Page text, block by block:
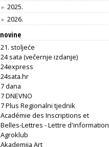
► 2025.
► 2026.
novine
21. stoljeće
24 sata (večernje izdanje)
24express
24sata.hr
7 dana
7 DNEVNO
7 Plus Regionalni tjednik
Académie des Inscriptions et
Belles-Lettres - Lettre d'information
Agroklub
Akademija Art